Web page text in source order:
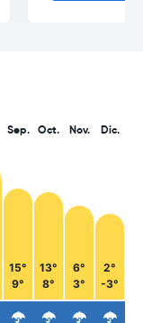
Sep.
15°
9°
Oct.
13°
8°
Nov.
6°
3°
Dic.
2°
-3°